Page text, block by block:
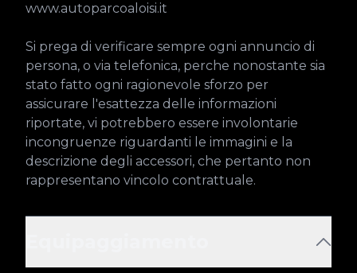
www.autoparcoaloisi.it
Si prega di verificare sempre ogni annuncio di
persona, o via telefonica, perche nonostante sia
stato fatto ogni ragionevole sforzo per
assicurare l'esattezza delle informazioni
riportate, vi potrebbero essere involontarie
incongruenze riguardanti le immagini e la
descrizione degli accessori, che pertanto non
rappresentano vincolo contrattuale.